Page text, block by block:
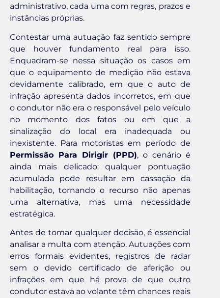
administrativo, cada uma com regras, prazos e
instâncias próprias.
Contestar uma autuação faz sentido sempre
que houver fundamento real para isso.
Enquadram-se nessa situação os casos em
que o equipamento de medição não estava
devidamente calibrado, em que o auto de
infração apresenta dados incorretos, em que
o condutor não era o responsável pelo veículo
no momento dos fatos ou em que a
sinalização do local era inadequada ou
inexistente. Para motoristas em período de
Permissão Para Dirigir (PPD), o cenário é
ainda mais delicado: qualquer pontuação
acumulada pode resultar em cassação da
habilitação, tornando o recurso não apenas
uma alternativa, mas uma necessidade
estratégica.
Antes de tomar qualquer decisão, é essencial
analisar a multa com atenção. Autuações com
erros formais evidentes, registros de radar
sem o devido certificado de aferição ou
infrações em que há prova de que outro
condutor estava ao volante têm chances reais